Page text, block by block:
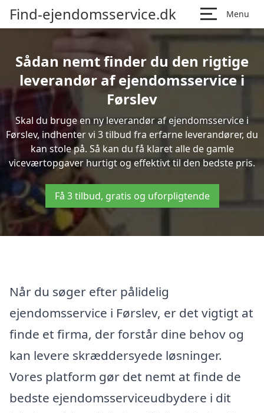
Find-ejendomsservice.dk Menu
Sådan nemt finder du den rigtige
leverandør af ejendomsservice i
Førslev
Skal du bruge en ny leverandør af ejendomsservice i
Førslev, indhenter vi 3 tilbud fra erfarne leverandører, du
kan stole på. Så kan du få klaret alle de gamle
viceværtopgaver hurtigt og effektivt til den bedste pris.
Få 3 tilbud, gratis og uforpligtende
Når du søger efter pålidelig
ejendomsservice i Førslev, er det vigtigt at
finde et firma, der forstår dine behov og
kan levere skræddersyede løsninger.
Vores platform gør det nemt at finde de
bedste ejendomsserviceudbydere i dit